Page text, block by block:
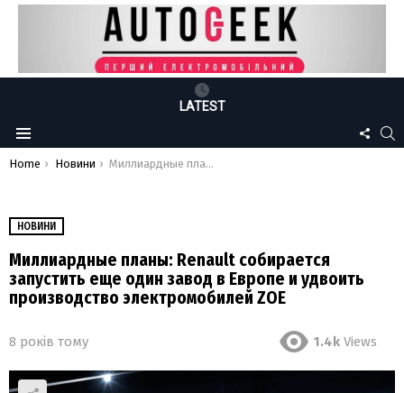
LATEST
Menu
US
You are here:
Home Новини Миллиардные планы: Renault собирается запустить еще один завод в Европе и удвоить производство электромобилей ZOE
НОВИНИ
Миллиардные планы: Renault собирается
запустить еще один завод в Европе и удвоить
производство электромобилей ZOE
8 років тому 1.4k Views